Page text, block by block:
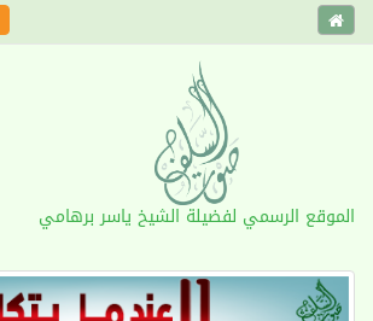
الموقع الرسمي لفضيلة الشيخ ياسر برهامي